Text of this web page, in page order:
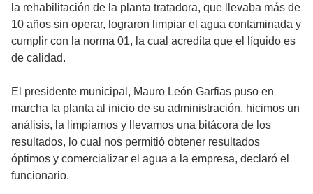
la rehabilitación de la planta tratadora, que llevaba más de
10 años sin operar, lograron limpiar el agua contaminada y
cumplir con la norma 01, la cual acredita que el líquido es
de calidad.
El presidente municipal, Mauro León Garfias puso en
marcha la planta al inicio de su administración, hicimos un
análisis, la limpiamos y llevamos una bitácora de los
resultados, lo cual nos permitió obtener resultados
óptimos y comercializar el agua a la empresa, declaró el
funcionario.